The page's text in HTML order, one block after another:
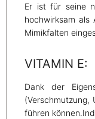
Er ist für seine
hochwirksam als
Mimikfalten
VITAMIN E:
Dank der
führen